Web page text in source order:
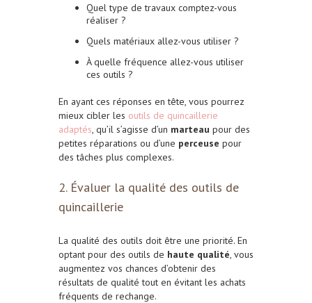
Quel type de travaux comptez-vous
réaliser ?
Quels matériaux allez-vous utiliser ?
À quelle fréquence allez-vous utiliser
ces outils ?
En ayant ces réponses en tête, vous pourrez
mieux cibler les outils de quincaillerie
adaptés, qu’il s’agisse d’un marteau pour des
petites réparations ou d’une perceuse pour
des tâches plus complexes.
2. Évaluer la qualité des outils de
quincaillerie
La qualité des outils doit être une priorité. En
optant pour des outils de haute qualité, vous
augmentez vos chances d’obtenir des
résultats de qualité tout en évitant les achats
fréquents de rechange.